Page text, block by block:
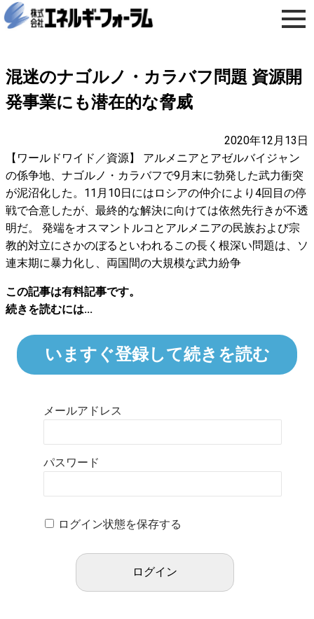
混迷のナゴルノ・カラバフ問題 資源開
発事業にも潜在的な脅威
2020年12月13日
【ワールドワイド／資源】 アルメニアとアゼルバイジャン
の係争地、ナゴルノ・カラバフで9月末に勃発した武力衝突
が泥沼化した。11月10日にはロシアの仲介により4回目の停
戦で合意したが、最終的な解決に向けては依然先行きが不透
明だ。 発端をオスマントルコとアルメニアの民族および宗
教的対立にさかのぼるといわれるこの長く根深い問題は、ソ
連末期に暴力化し、両国間の大規模な武力紛争
この記事は有料記事です。
続きを読むには...
いますぐ登録して続きを読む
メールアドレス
パスワード
ログイン状態を保存する